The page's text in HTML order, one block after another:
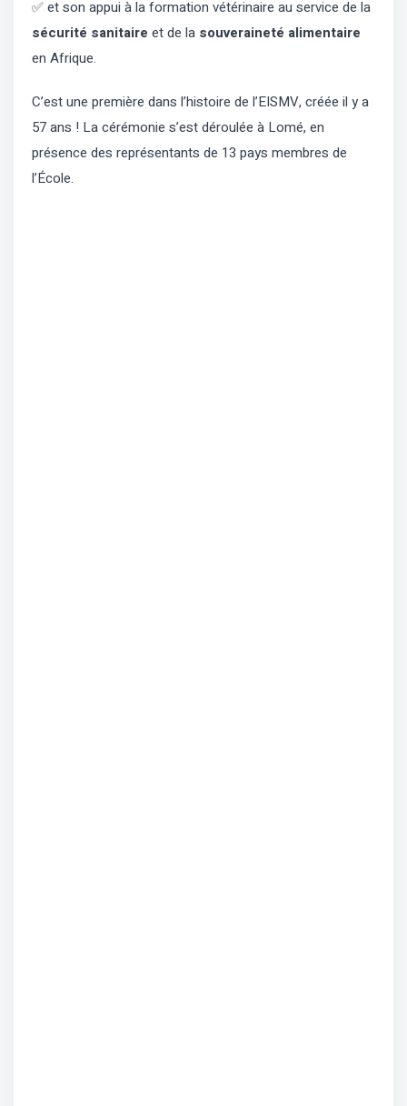
✅ et son appui à la formation vétérinaire au service de la
sécurité sanitaire et de la souveraineté alimentaire
en Afrique.
C’est une première dans l’histoire de l’EISMV, créée il y a
57 ans ! La cérémonie s’est déroulée à Lomé, en
présence des représentants de 13 pays membres de
l’École.